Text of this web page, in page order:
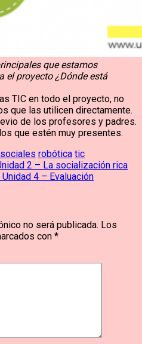
que estamos
el proyecto ¿Dónde está
TIC en todo el proyecto, no
que las utilicen directamente.
de los profesores y padres.
que estén muy presentes.
robótica tic
2 – La socialización rica
4 – Evaluación
no será publicada. Los
con *